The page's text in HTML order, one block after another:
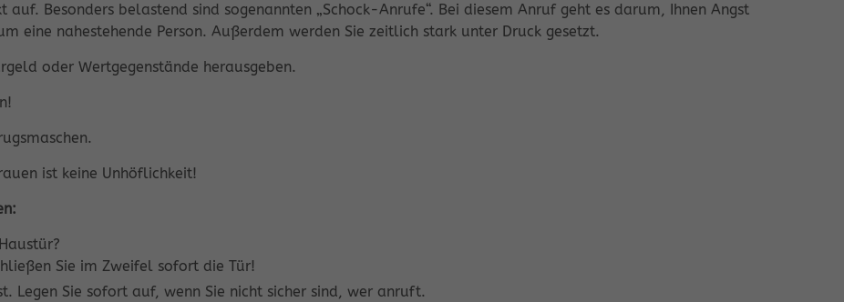
Besonders belastend sind sogenannten „Schock-Anrufe“. Bei diesem Anruf geht es darum, Ihnen Angst
eine nahestehende Person. Außerdem werden Sie zeitlich stark unter Druck gesetzt.
oder Wertgegenstände herausgeben.
ist keine Unhöflichkeit!
Sie im Zweifel sofort die Tür!
Legen Sie sofort auf, wenn Sie nicht sicher sind, wer anruft.